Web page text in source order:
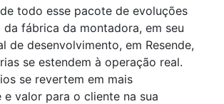
todo esse pacote de evoluções
da fábrica da montadora, em seu
de desenvolvimento, em Resende,
se estendem à operação real.
se revertem em mais
valor para o cliente na sua